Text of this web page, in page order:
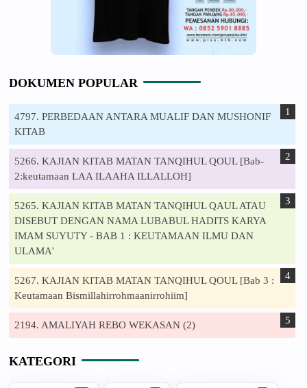
DOKUMEN POPULAR
4797. PERBEDAAN ANTARA MUALIF DAN MUSHONIF
KITAB
5266. KAJIAN KITAB MATAN TANQIHUL QOUL [Bab-
2:keutamaan LAA ILAAHA ILLALLOH]
5265. KAJIAN KITAB MATAN TANQIHUL QAUL ATAU
DISEBUT DENGAN NAMA LUBABUL HADITS KARYA
IMAM SUYUTY - BAB 1 : KEUTAMAAN ILMU DAN
ULAMA'
5267. KAJIAN KITAB MATAN TANQIHUL QOUL [Bab 3 :
Keutamaan Bismillahirrohmaanirrohiim]
2194. AMALIYAH REBO WEKASAN (2)
KATEGORI